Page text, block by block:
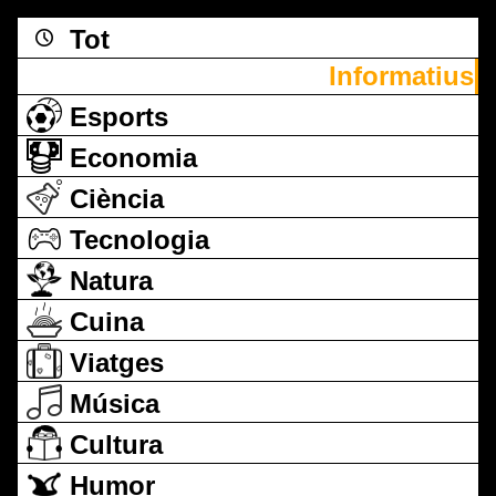
Tot
Informatius
Esports
Economia
Ciència
Tecnologia
Natura
Cuina
Viatges
Música
Cultura
Humor